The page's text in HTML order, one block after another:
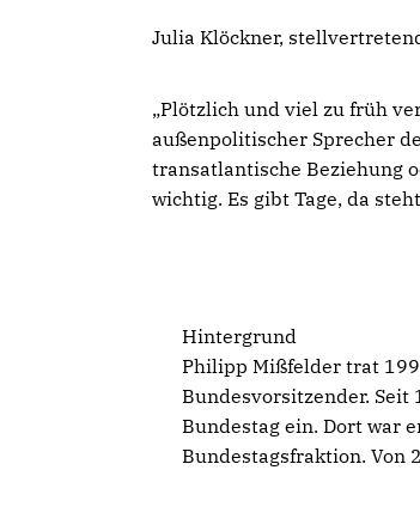
Julia Klöckner,
Plötzlich und viel zu früh
außenpolitischer Sprecher
transatlantische Beziehung
wichtig. Es gibt Tage, da
Hintergrund
Philipp Mißfelder trat
Bundesvorsitzender. Seit
Bundestag ein. Dort war
Bundestagsfraktion. Von